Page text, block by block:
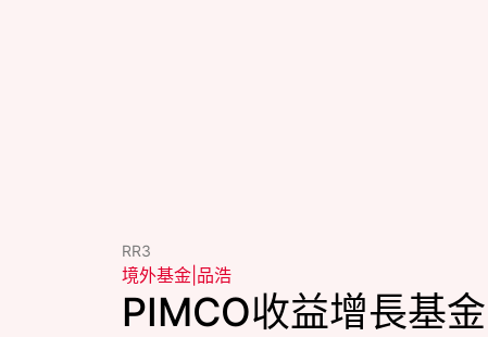
RR3
境外基金 品浩
PIMCO收益增長基金